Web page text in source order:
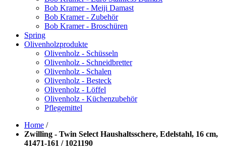
Bob Kramer - Meiji Damast
Bob Kramer - Zubehör
Bob Kramer - Broschüren
Spring
Olivenholzprodukte
Olivenholz - Schüsseln
Olivenholz - Schneidbretter
Olivenholz - Schalen
Olivenholz - Besteck
Olivenholz - Löffel
Olivenholz - Küchenzubehör
Pflegemittel
Home /
Zwilling - Twin Select Haushaltsschere, Edelstahl, 16 cm,
41471-161 / 1021190